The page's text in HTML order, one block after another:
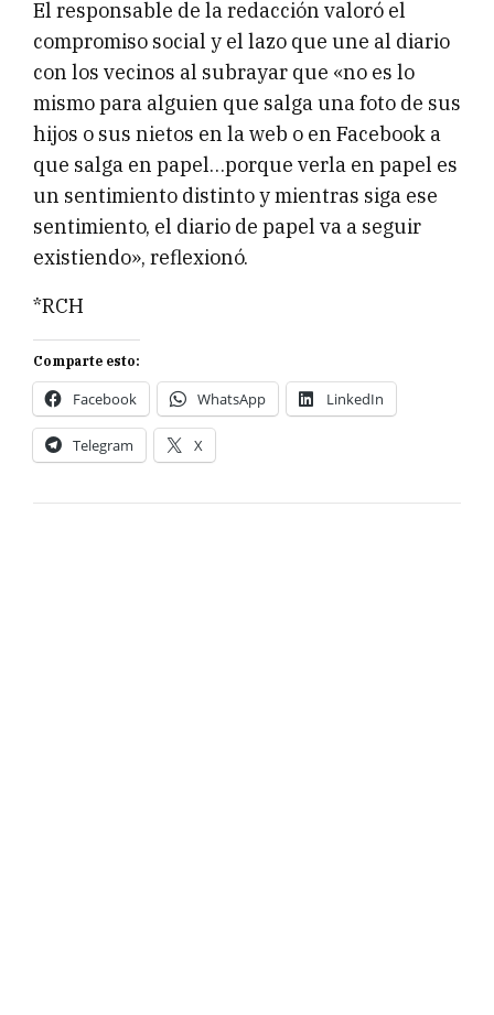
El responsable de la redacción valoró el
compromiso social y el lazo que une al diario
con los vecinos al subrayar que «no es lo
mismo para alguien que salga una foto de sus
hijos o sus nietos en la web o en Facebook a
que salga en papel…porque verla en papel es
un sentimiento distinto y mientras siga ese
sentimiento, el diario de papel va a seguir
existiendo», reflexionó.
*RCH
Comparte esto:
Facebook WhatsApp LinkedIn
Telegram X